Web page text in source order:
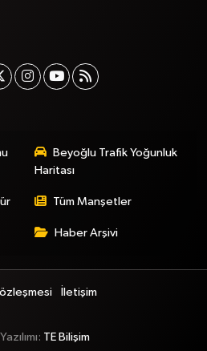
Beyoğlu Trafik Yoğunluk
Haritası
Tüm Manşetler
Haber Arşivi
İletişim
TE Bilişim